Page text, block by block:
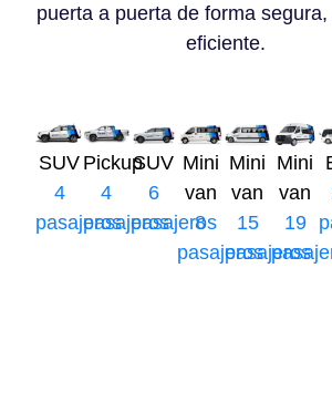
puerta a puerta de forma
eficiente.
SUV
4
pasajeros
Pickup
4
pasajeros
SUV
6
pasajeros
Mini
van
8
pasajeros
Mini
van
15
pasajeros
Mini
van
19